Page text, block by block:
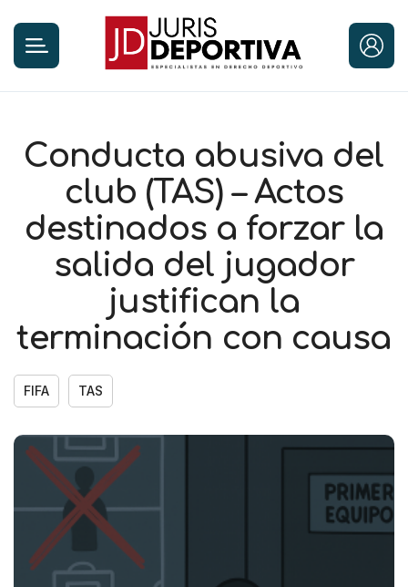
Conducta abusiva del
club (TAS) – Actos
destinados a forzar la
salida del jugador
justifican la
terminación con causa
FIFA TAS